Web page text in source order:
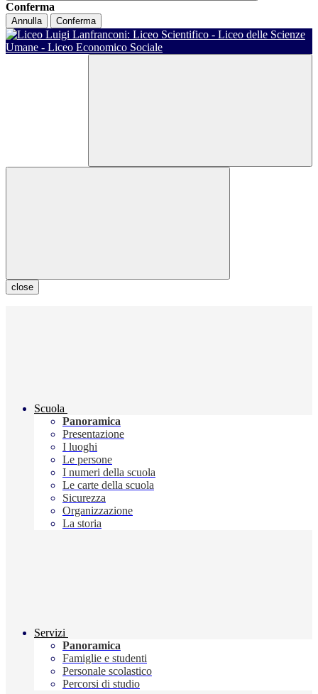
Conferma
Annulla Conferma
close
Scuola
Panoramica
Presentazione
I luoghi
Le persone
I numeri della scuola
Le carte della scuola
Sicurezza
Organizzazione
La storia
Servizi
Panoramica
Famiglie e studenti
Personale scolastico
Percorsi di studio